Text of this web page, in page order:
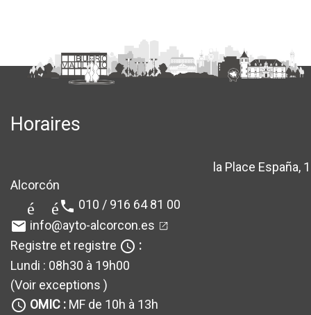
Horaires
la Place España, 1
Alcorcón
téléphone 010 / 916 64 81 00
email info@ayto-alcorcon.es
Registre et registre query_builder :
Lundi : 08h30 à 19h00
(Voir exceptions )
query_builder OMIC : MF de 10h à 13h